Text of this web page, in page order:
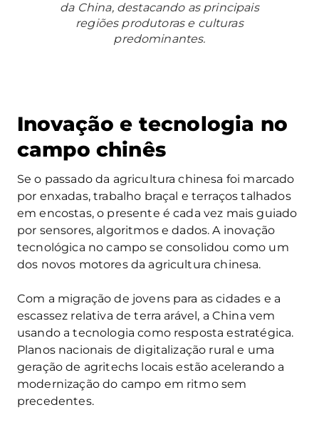
da China, destacando as principais
regiões produtoras e culturas
predominantes.
Inovação e tecnologia no
campo chinês
Se o passado da agricultura chinesa foi marcado
por enxadas, trabalho braçal e terraços talhados
em encostas, o presente é cada vez mais guiado
por sensores, algoritmos e dados. A inovação
tecnológica no campo se consolidou como um
dos novos motores da agricultura chinesa.
Com a migração de jovens para as cidades e a
escassez relativa de terra arável, a China vem
usando a tecnologia como resposta estratégica.
Planos nacionais de digitalização rural e uma
geração de agritechs locais estão acelerando a
modernização do campo em ritmo sem
precedentes.